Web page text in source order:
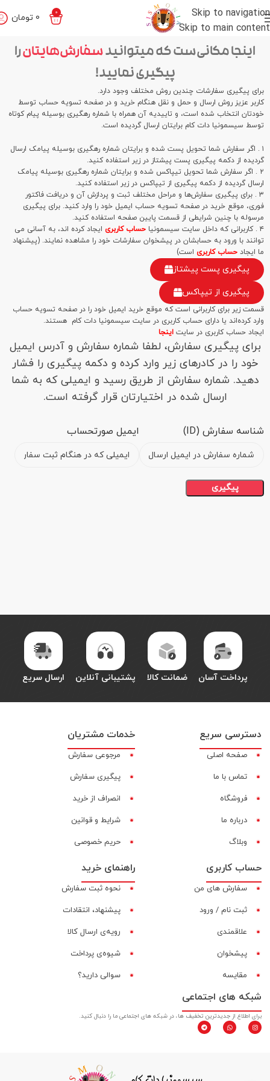
Skip to navigation
Skip to main content
0
0 تومان
اینجا مکانی‌ست که میتوانیدسفارش‌هایتانرا
پیگیری نمایید!
برای پیگیری سفارشات چندین روش مختلف وجود دارد.
کاربر عزیز روش ارسال و حمل و نقل هنگام خرید و در صفحه تسویه حساب توسط
خودتان انتخاب شده است، و تاییدیه آن همراه با شماره رهگیری بوسیله پیام کوتاه
توسط سیسمونیا دات کام برایتان ارسال گردیده است.
۱ . اگر سفارش شما تحویل پست شده و برایتان شماره رهگیری بوسیله پیامک ارسال
گردیده از دکمه پیگیری پست پیشتاز در زیر استفاده کنید.
۲ . اگر سفارش شما تحویل تیپاکس شده و برایتان شماره رهگیری بوسیله پیامک
ارسال گردیده از دکمه پیگیری از تیپاکس در زیر استفاده کنید.
۳ . برای پیگیری سفارش‌ها و مراحل مختلف ثبت و پردازش آن و دریافت فاکتور
فوری، موقع خرید در صفحه تسویه حساب ایمیل خود را وارد کنید. برای پیگیری
مرسوله با چنین شرایطی از قسمت پایین صفحه استفاده کنید.
۴ . کاربرانی که داخل سایت سیسمونیا
حساب کاربری ایجاد کرده اند، به آسانی می‌
توانند با ورود به حسابشان در پیشخوان سفارشات خود را مشاهده نمایند. (پیشنهاد
ما ایجاد حساب کاربری است)
پیگیری پست پیشتاز
پیگیری از تیپاکس
قسمت زیر برای کاربرانی است که موقع خرید ایمیل خود را در صفحه تسویه حساب
وارد کرده‌اند یا دارای حساب کاربری در سایت سیسمونیا دات کام هستند.
ایجاد حساب کاربری در سایت اینجا
برای پیگیری سفارش، لطفا شماره سفارش و آدرس ایمیل
خود را در کادرهای زیر وارد کرده و دکمه پیگیری را فشار
دهید. شماره سفارش از طریق رسید و ایمیلی که به شما
ارسال شده در اختیارتان قرار گرفته است.
شناسه سفارش (ID) ایمیل صورتحساب
پیگیری
پرداخت آسان ضمانت کالا پشتیبانی آنلاین ارسال سریع
دسترسی سریع
صفحه اصلی
تماس با ما
فروشگاه
درباره ما
وبلاگ
خدمات مشتریان
مرجوعی سفارش
پیگیری سفارش
انصراف از خرید
شرایط و قوانین
حریم خصوصی
حساب کاربری
سفارش های من
ثبت نام / ورود
علاقمندی
پیشخوان
مقایسه‌
راهنمای خرید
نحوه ثبت سفارش
پیشنهاد، انتقادات
رویه‌ی ارسال کالا
شیوه‌ی پرداخت
سوالی دارید؟
شبکه های اجتماعی
برای اطلاع از جدیدترین تخفیف ها، در شبکه های اجتماعی ما را دنبال کنید.